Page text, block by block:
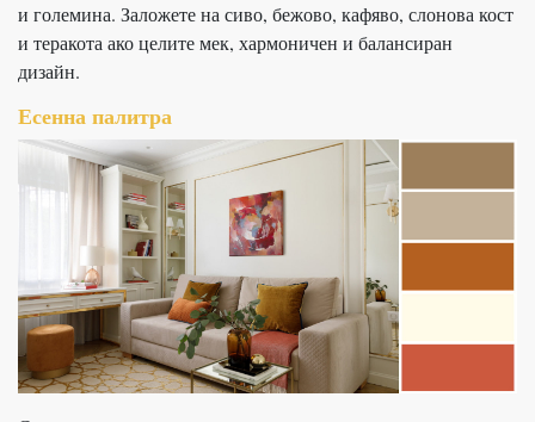
и големина. Заложете на сиво, бежово, кафяво, слонова кост
и теракота ако целите мек, хармоничен и балансиран
дизайн.
Есенна палитра